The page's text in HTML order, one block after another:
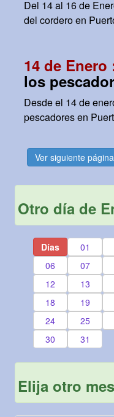
Del 14 al 16 de
del cordero en
14 de Enero
los
Desde el 14 de
pescadores en
Ver siguiente página
Otro día de
Días 01
06
07
12
13
18
19
24
25
30
31
Elija otro mes